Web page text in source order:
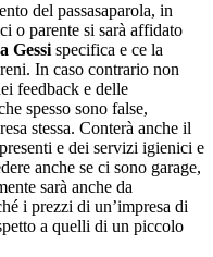
del passasaparola, in
o parente si sarà affidato
Gessi specifica e ce la
In caso contrario non
feedback e delle
spesso sono false,
stessa. Conterà anche il
e dei servizi igienici e
anche se ci sono garage,
sarà anche da
i prezzi di un’impresa di
a quelli di un piccolo